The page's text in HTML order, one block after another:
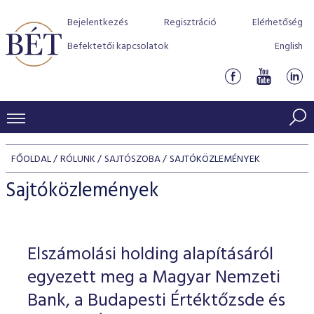
Bejelentkezés Regisztráció
Elérhetőség
Befektetői kapcsolatok
English
KERESKEDÉSI ADATOK
INDEXEK
Jelzáloglevél indexek
Vállalati kötvény indexek
Azonnali Piac
Részvények
Származékos piac
BEFEKTETŐK
Részvény szekció
Hitelpapír szekció
BÉT szabályzatok
Befektetővédelem
Alkalmazott díjstruktúra
Elszámolás
Részvény és vállalati kötvény tőzsdei bevezetését
program
BÉT Xtend - Részvénypiac egyszerűen
TŐZSDETAGOK
Tőzsdetagok, üzletkötők
VENDOROK
FŐOLDAL RÓLUNK SAJTÓSZOBA SAJTÓKÖZLEMÉNYEK
Sajtóközlemények
Elszámolási holding alapításáról
egyezett meg a Magyar Nemzeti
Bank, a Budapesti Értéktőzsde és